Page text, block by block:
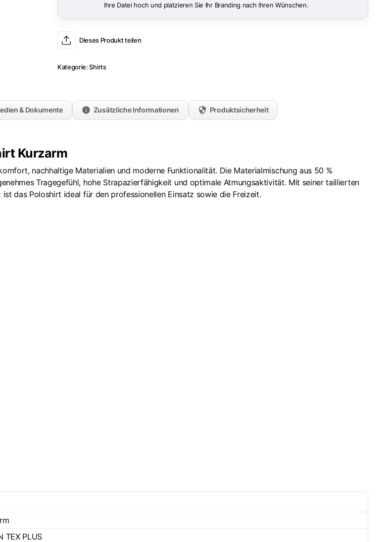
Ihre Datei hoch und platzieren Sie Ihr Branding nach Ihren Wünschen.
Dieses Produkt teilen
Kategorie:Shirts
& Dokumente Zusätzliche Informationen Produktsicherheit
Kurzarm
nachhaltige Materialien und moderne Funktionalität. Die Materialmischung aus 50 %
Tragegefühl, hohe Strapazierfähigkeit und optimale Atmungsaktivität. Mit seiner taillierten
das Poloshirt ideal für den professionellen Einsatz sowie die Freizeit.
TEX PLUS